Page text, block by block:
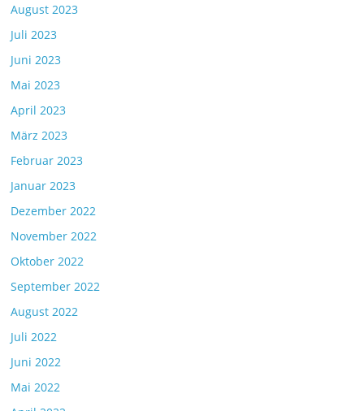
August 2023
Juli 2023
Juni 2023
Mai 2023
April 2023
März 2023
Februar 2023
Januar 2023
Dezember 2022
November 2022
Oktober 2022
September 2022
August 2022
Juli 2022
Juni 2022
Mai 2022